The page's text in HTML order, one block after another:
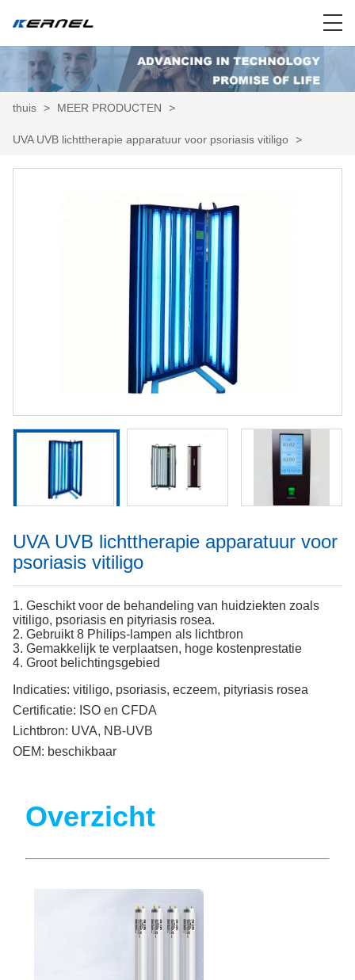
thuis > MEER PRODUCTEN >
UVA UVB lichttherapie apparatuur voor psoriasis vitiligo >
UVA UVB lichttherapie apparatuur voor
psoriasis vitiligo
1. Geschikt voor de behandeling van huidziekten zoals
vitiligo, psoriasis en pityriasis rosea.
2. Gebruikt 8 Philips-lampen als lichtbron
3. Gemakkelijk te verplaatsen, hoge kostenprestatie
4. Groot belichtingsgebied
Indicaties: vitiligo, psoriasis, eczeem, pityriasis rosea
Certificatie: ISO en CFDA
Lichtbron: UVA, NB-UVB
OEM: beschikbaar
Overzicht